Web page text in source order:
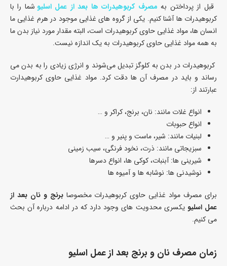
قبل از پرداختن به مصرف کربوهیدرات ها بعد از عمل اسلیو شما را با
کربوهیدرات ها آشنا کنیم. یکی از گروه های غذایی موجود در هرم غذایی ما
انسان ها، مواد غذایی حاوی کربوهیدرات است، البته مقدار مورد نیاز بدن ما
به همه مواد غذایی حاوی کربوهیدرات به یک اندازه نیست.
کربوهیدرات در بدن به کلوگز تبدیل می‌شوند و انرژی زیادی را به بدن می
رساند و باید در مصرف آن ها دقت کرد. مواد غذایی حاوی کربوهیدارت
عبارتند از:
انواع غلات مانند: نان، برنج، کراکر و …
انواع حبوبات
لبنیات مانند: شیر، ماست و پنیر و …
سبزیجاتی مانند: ذرت، نخود فرنگی، سیب زمینی
شیرینی ها: آبنبات، کوکی ها، انواع دسرها
نوشیدنی ها: نوشابه ها و آمیوه ها
برای مصرف مواد غذایی حاوی کربوهیدرات مخصوصابرنج و نان بعد از
عمل اسلیو یکسری محدویت های وجود دارد که در ادامه درباره آن بحث
می کنیم.
زمان مصرف نان و برنج بعد از عمل اسلیو